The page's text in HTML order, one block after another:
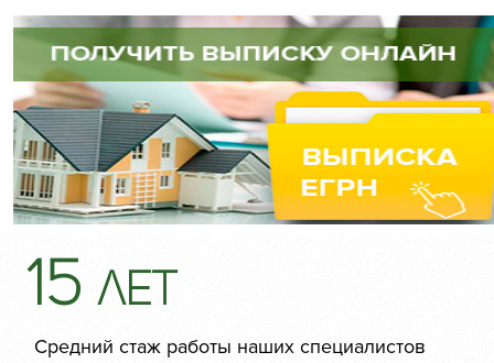
15 лет
Средний стаж работы наших специалистов